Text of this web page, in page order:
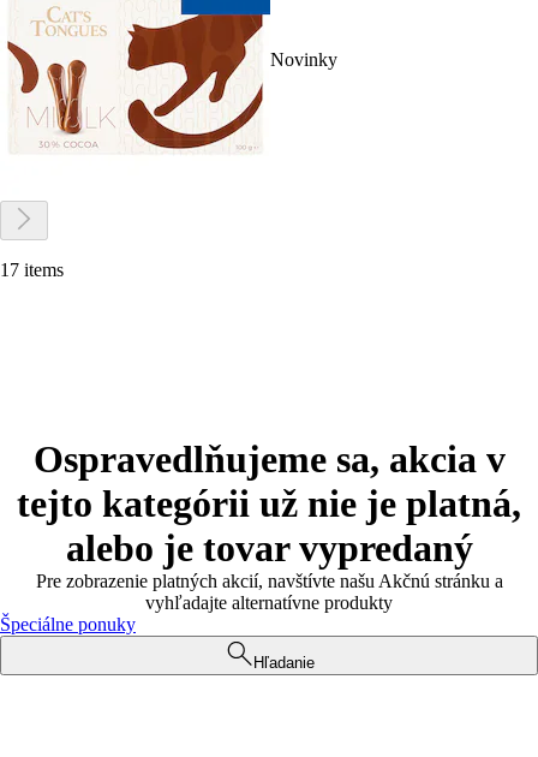
Novinky
17 items
Ospravedlňujeme sa, akcia v
tejto kategórii už nie je platná,
alebo je tovar vypredaný
Pre zobrazenie platných akcií, navštívte našu Akčnú stránku a
vyhľadajte alternatívne produkty
Špeciálne ponuky
Hľadanie